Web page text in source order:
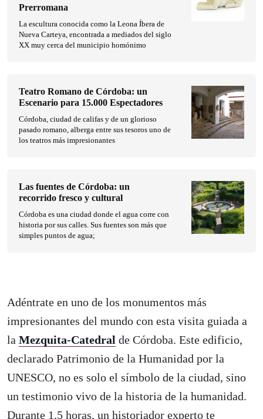
Adéntrate en uno de los monumentos más
impresionantes del mundo con esta visita guiada a
la Mezquita-Catedral de Córdoba. Este edificio,
declarado Patrimonio de la Humanidad por la
UNESCO, no es solo el símbolo de la ciudad, sino
un testimonio vivo de la historia de la humanidad.
Durante 1,5 horas, un historiador experto te
Prerromana
La escultura conocida como la Leona Íbera de
Nueva Carteya, encontrada a mediados del siglo
XX muy cerca del municipio homónimo
Teatro Romano de Córdoba: un
Escenario para 15.000 Espectadores
Córdoba, ciudad de califas y de un glorioso
pasado romano, alberga entre sus tesoros uno de
los teatros más impresionantes
Las fuentes de Córdoba: un
recorrido fresco y cultural
Córdoba es una ciudad donde el agua corre con
historia por sus calles. Sus fuentes son más que
simples puntos de agua;